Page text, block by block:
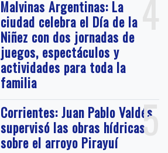
4
Malvinas Argentinas: La
ciudad celebra el Día de la
Niñez con dos jornadas de
juegos, espectáculos y
actividades para toda la
familia
5
Corrientes: Juan Pablo Valdés
supervisó las obras hídricas
sobre el arroyo Pirayuí